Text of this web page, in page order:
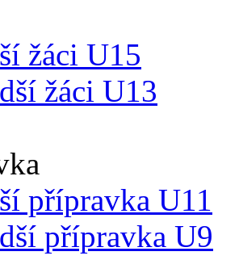
žáci U15
žáci U13
přípravka U11
přípravka U9